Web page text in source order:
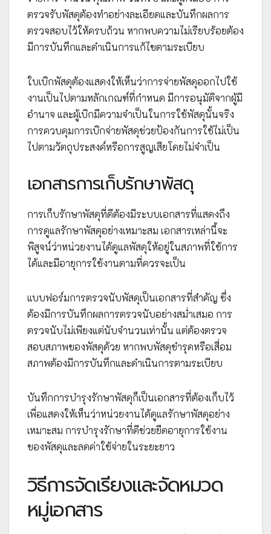
ตรวจรับพัสดุต้องทำอย่างละเอียดและบันทึกผลการ
ตรวจสอบไว้ให้ครบถ้วน หากพบความไม่เรียบร้อยต้อง
มีการบันทึกและดำเนินการแก้ไขตามระเบียบ
ใบเบิกพัสดุต้องแสดงให้เห็นว่าการจ่ายพัสดุออกไปใช้
งานเป็นไปตามหลักเกณฑ์ที่กำหนด มีการอนุมัติจากผู้มี
อำนาจ และผู้เบิกมีความจำเป็นในการใช้พัสดุนั้นจริง
การควบคุมการเบิกจ่ายพัสดุช่วยป้องกันการใช้ไม่เป็น
ไปตามวัตถุประสงค์หรือการสูญเสียโดยไม่จำเป็น
เอกสารการเก็บรักษาพัสดุ
การเก็บรักษาพัสดุที่ดีต้องมีระบบเอกสารที่แสดงถึง
การดูแลรักษาพัสดุอย่างเหมาะสม เอกสารเหล่านี้จะ
พิสูจน์ว่าหน่วยงานได้ดูแลพัสดุให้อยู่ในสภาพที่ใช้การ
ได้และมีอายุการใช้งานตามที่ควรจะเป็น
แบบฟอร์มการตรวจนับพัสดุเป็นเอกสารที่สำคัญ ซึ่ง
ต้องมีการบันทึกผลการตรวจนับอย่างสม่ำเสมอ การ
ตรวจนับไม่เพียงแต่นับจำนวนเท่านั้น แต่ต้องตรวจ
สอบสภาพของพัสดุด้วย หากพบพัสดุชำรุดหรือเสื่อม
สภาพต้องมีการบันทึกและดำเนินการตามระเบียบ
บันทึกการบำรุงรักษาพัสดุก็เป็นเอกสารที่ต้องเก็บไว้
เพื่อแสดงให้เห็นว่าหน่วยงานได้ดูแลรักษาพัสดุอย่าง
เหมาะสม การบำรุงรักษาที่ดีช่วยยืดอายุการใช้งาน
ของพัสดุและลดค่าใช้จ่ายในระยะยาว
วิธีการจัดเรียงและจัดหมวด
หมู่เอกสาร